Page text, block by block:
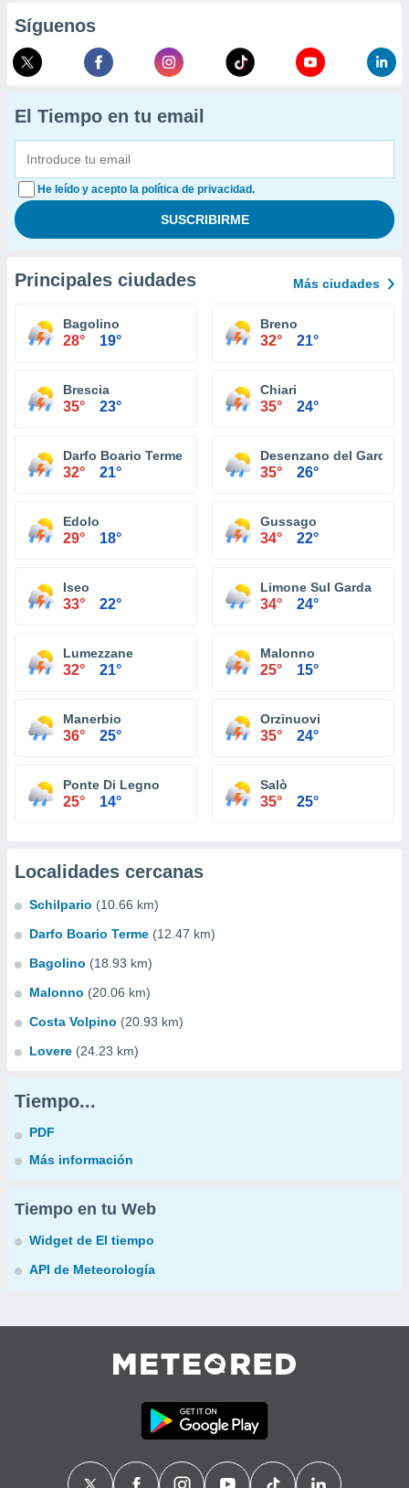
Síguenos
El Tiempo en tu email
He leído y acepto la política de privacidad.
Principales ciudades Más ciudades
Bagolino
28° 19°
Breno
32° 21°
Brescia
35° 23°
Chiari
35° 24°
Darfo Boario Terme
32° 21°
Desenzano del Garda
35° 26°
Edolo
29° 18°
Gussago
34° 22°
Iseo
33° 22°
Limone Sul Garda
34° 24°
Lumezzane
32° 21°
Malonno
25° 15°
Manerbio
36° 25°
Orzinuovi
35° 24°
Ponte Di Legno
25° 14°
Salò
35° 25°
Localidades cercanas
Schilpario (10.66 km)
Darfo Boario Terme (12.47 km)
Bagolino (18.93 km)
Malonno (20.06 km)
Costa Volpino (20.93 km)
Lovere (24.23 km)
Tiempo...
PDF
Más información
Tiempo en tu Web
Widget de El tiempo
API de Meteorología